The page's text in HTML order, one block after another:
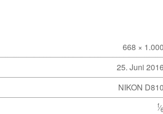
668 × 1.000
25. Juni
NIKON D810
f⁄6